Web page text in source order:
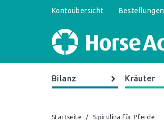
Kontoübersicht Bestellungen
Bilanz Kräuter
Startseite / Spirulina für Pferde